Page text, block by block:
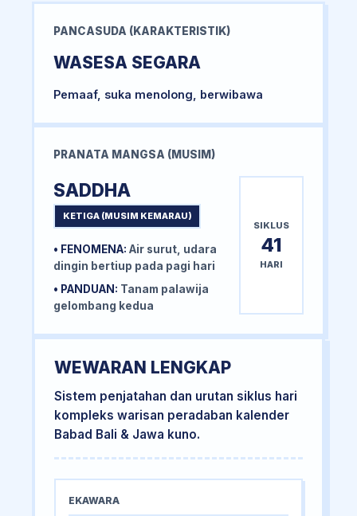
PANCASUDA (KARAKTERISTIK)
WASESA SEGARA
Pemaaf, suka menolong, berwibawa
PRANATA MANGSA (MUSIM)
SADDHA
KETIGA (MUSIM KEMARAU)
• FENOMENA: Air surut, udara
dingin bertiup pada pagi hari
• PANDUAN: Tanam palawija
gelombang kedua
SIKLUS
41
HARI
WEWARAN LENGKAP
Sistem penjatahan dan urutan siklus hari
kompleks warisan peradaban kalender
Babad Bali & Jawa kuno.
EKAWARA